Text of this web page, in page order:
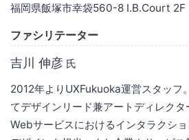
福岡県飯塚市幸袋560-8 I.B.Court 2F
ファシリテーター
吉川 伸彦 氏
2012年よりUXFukuoka運営スタッフ
てデザインリード兼アートディレクタ
Webサービスにおけるインタラクショ